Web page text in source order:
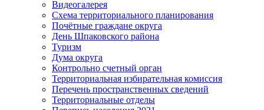
Видеогалерея
Схема территориального планирования
Почётные граждане округа
День Шпаковского района
Туризм
Дума округа
Контрольно счетный орган
Территориальная избирательная комиссия
Перечень пространственных сведений
Территориальные отделы